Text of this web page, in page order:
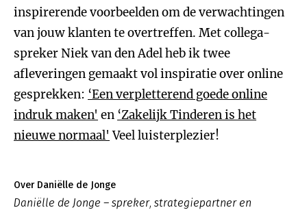
inspirerende voorbeelden om de verwachtingen
van jouw klanten te overtreffen. Met collega-
spreker Niek van den Adel heb ik twee
afleveringen gemaakt vol inspiratie over online
gesprekken: ‘Een verpletterend goede online
indruk maken' en ‘Zakelijk Tinderen is het
nieuwe normaal' Veel luisterplezier!
Over Daniëlle de Jonge
Daniëlle de Jonge – spreker, strategiepartner en